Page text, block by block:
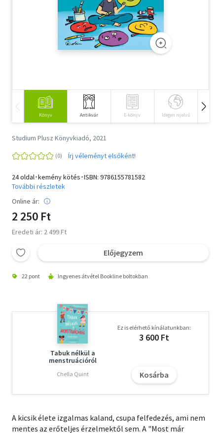
Tankönyv, segédkönyv
Társadalomtudomány
Történelem
Könyv Antikvár E-könyv Idegen nyelvű
Studium Plusz Könyvkiadó, 2021
Írj véleményt elsőként!
24 oldal･kemény kötés･ISBN: 9786155781582
További részletek
Online ár:
2 250 Ft
Eredeti ár: 2 499 Ft
Előjegyzem
22 pont Ingyenes átvétel Bookline boltokban
Tabuk nélkül a
menstruációról
Chella Quint
Ez is elérhető kínálatunkban:
3 600 Ft
Kosárba
A kicsik élete izgalmas kaland, csupa felfedezés, ami nem
mentes az erőteljes érzelmektől sem. A "Most már